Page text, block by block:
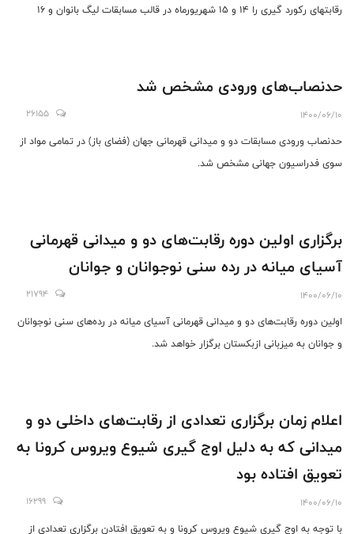
رقابتهای رکورد گیری را ۱۴ و ۱۵ شهریورماه در قالب مسابقات لیگ بانوان و ۱۶
حدنصاب‌های ورودی مشخص شد
1400/06/10
26155
حدنصاب ورودی مسابقات دو و میدانی قهرمانی جهان (فضای باز) در تمامی مواد از
سوی فدراسیون جهانی مشخص شد.
برگزاری اولین دوره رقابت‌های دو و میدانی قهرمانی
آسیای میانه در رده سنی نوجوانان و جوانان
1400/06/10
21794
اولین دوره رقابت‌های دو و میدانی قهرمانی آسیای میانه در رده‌های سنی نوجوانان
و جوانان به میزبانی ازبکستان برگزار خواهد شد.
اعلام زمان برگزاری تعدادی از رقابت‌های داخلی دو و
میدانی که به دلیل اوج گیری شیوع ویروس کرونا به
تعویق افتاده بود
1400/06/10
16299
با توجه به اوج گیری شیوع ویروس کرونا و به تعویق افتادن برگزاری تعدادی از